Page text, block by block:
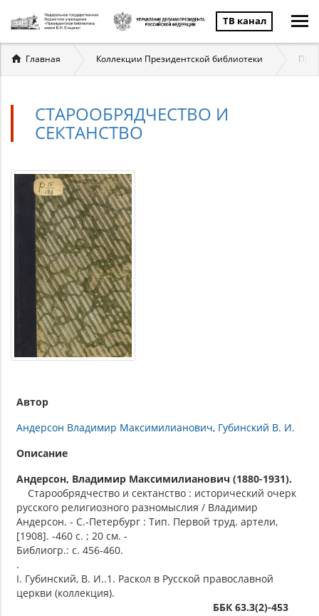
ТВ канал
Вы
здесь
Главная Коллекции Президентской библиотеки
СТАРООБРЯДЧЕСТВО И
СЕКТАНСТВО
Автор
Андерсон Владимир Максимилианович Губинский В. И.
Описание
Андерсон, Владимир Максимилианович (1880-1931).
Старообрядчество и сектанство : исторический очерк
русского религиозного разномыслия / Владимир
Андерсон. - С.-Петербург : Тип. Первой труд. артели,
[1908]. -460 с. ; 20 см. -
Библиогр.: с. 456-460.
.
I. Губинский, В. И..1. Раскол в Русской православной
церкви (коллекция).
ББК 63.3(2)-453